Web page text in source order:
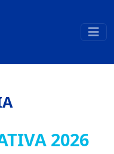
2026